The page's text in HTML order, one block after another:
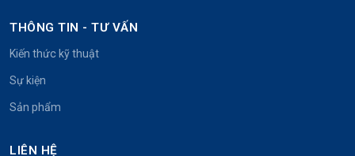
THÔNG TIN - TƯ VẤN
Kiến thức kỹ thuật
Sự kiện
Sản phẩm
LIÊN HỆ